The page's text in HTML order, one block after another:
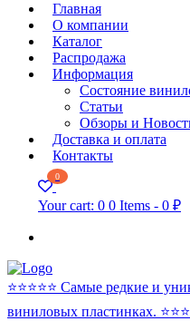
Главная
О компании
Каталог
Распродажа
Информация
Состояние
Статьи
Обзоры и
Доставка и оплата
Контакты
0
Your cart: 0 0 Items - 0 ₽
⭐️⭐️⭐️⭐️⭐️ Самые редкие и
виниловых пластинках.